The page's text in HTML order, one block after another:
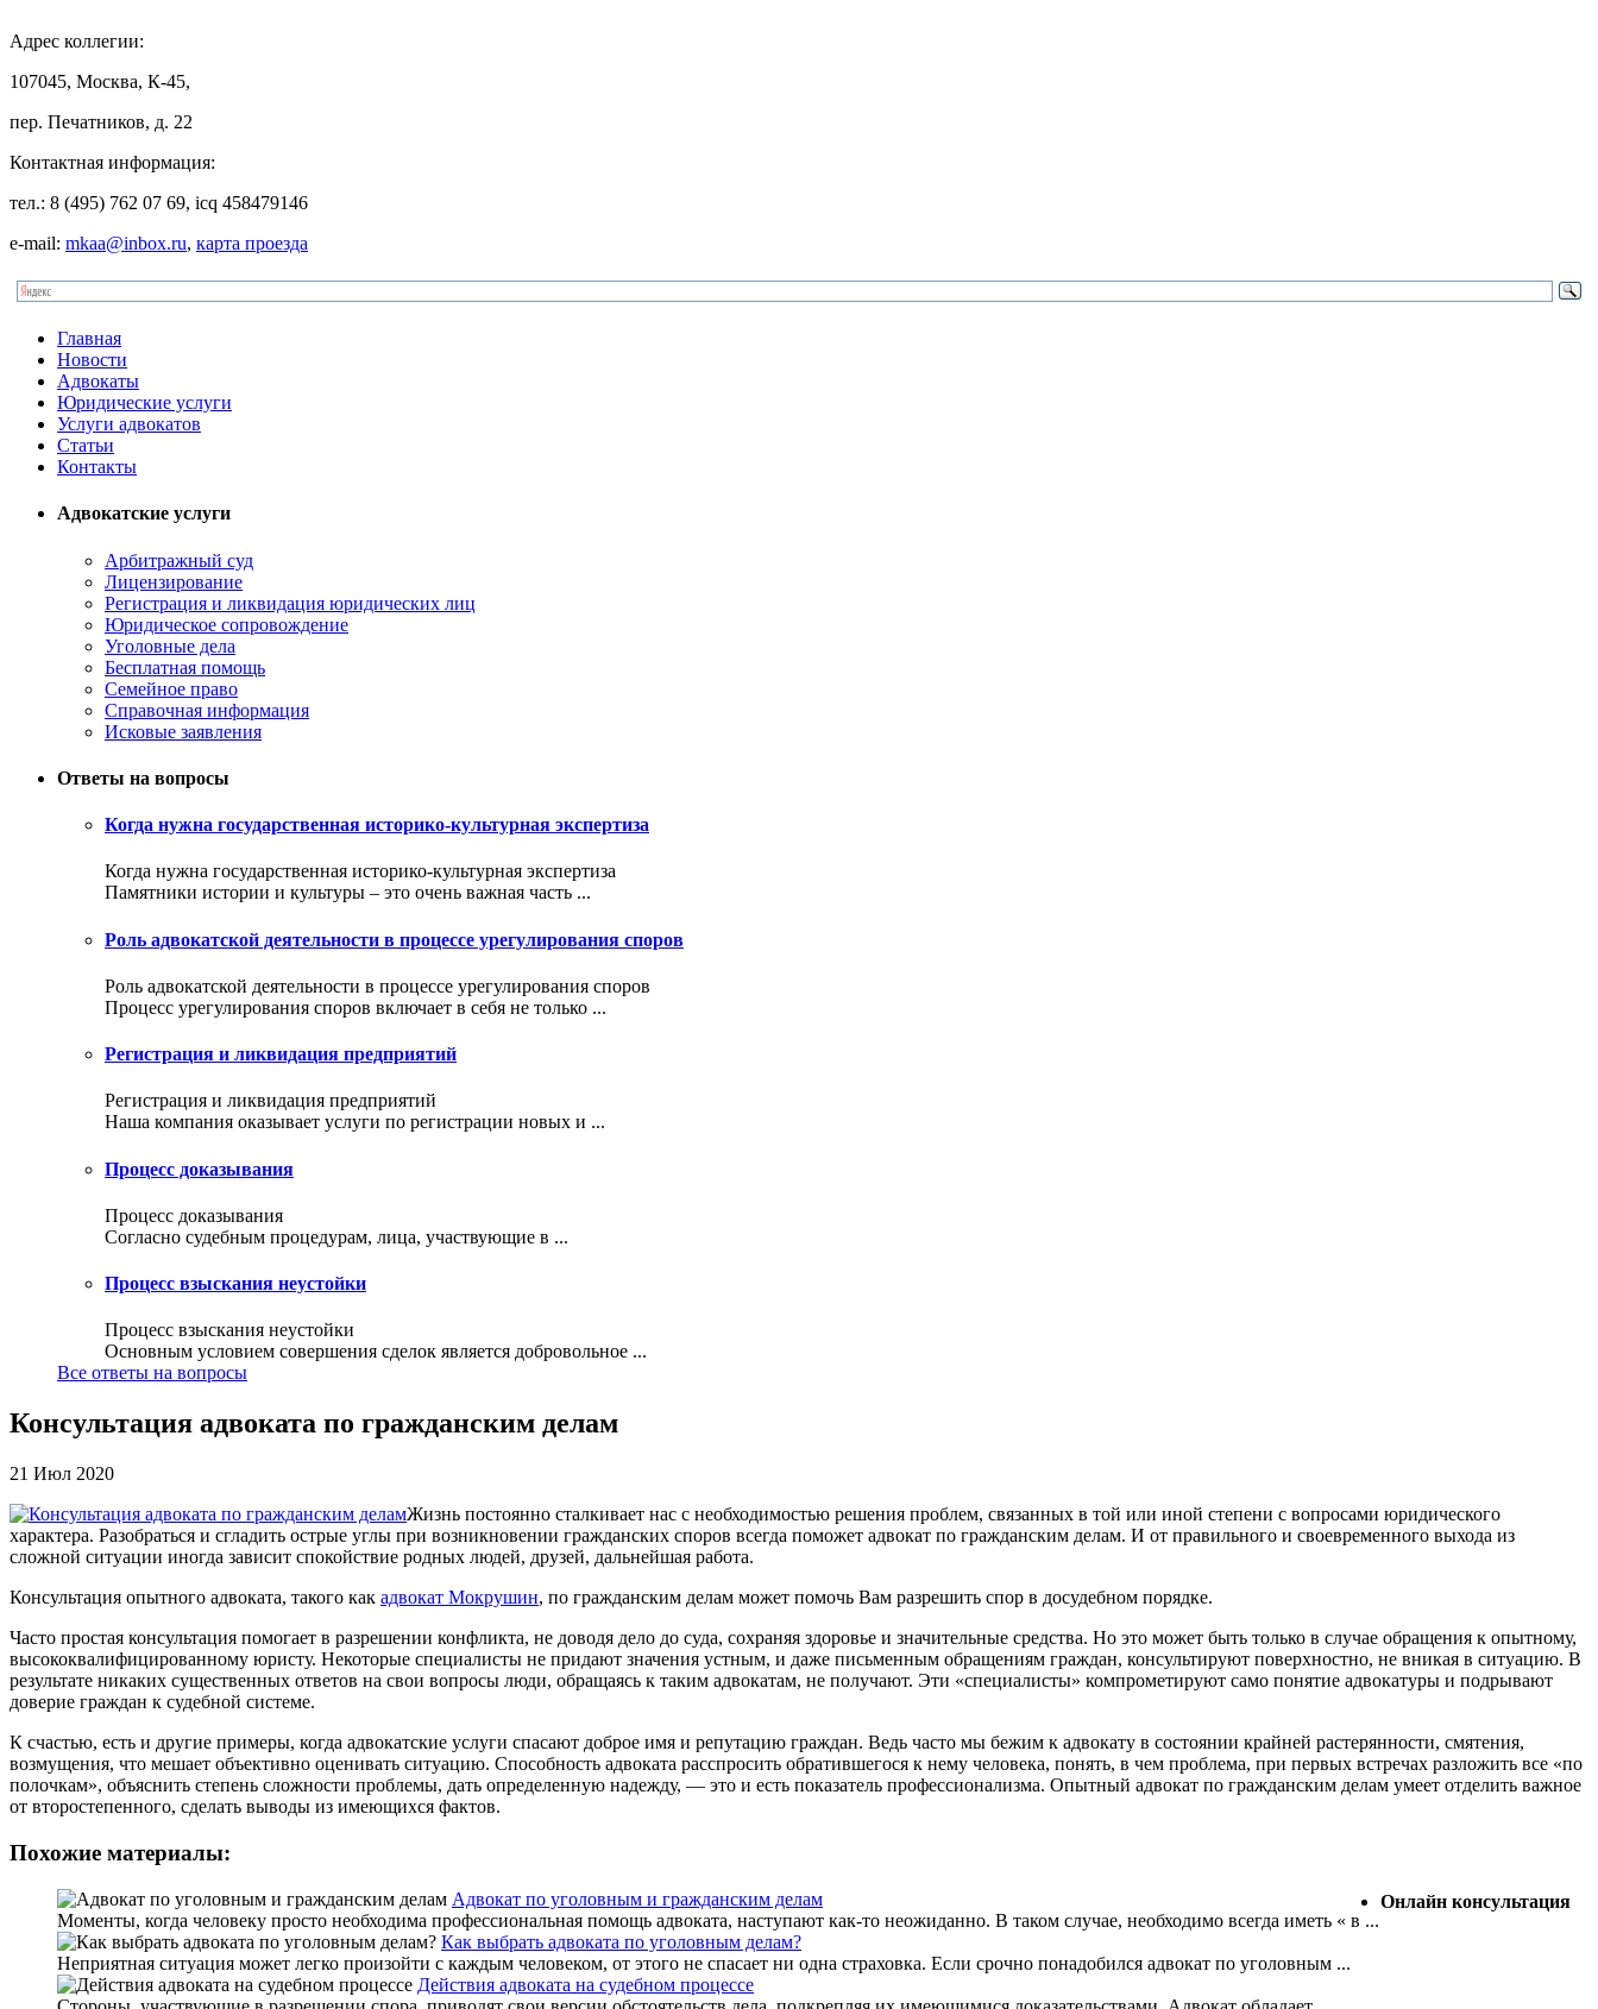
Адрес коллегии:
107045, Москва, К-45,
пер. Печатников, д. 22
Контактная информация:
тел.: 8 (495) 762 07 69, icq 458479146
e-mail: mkaa@inbox.ru, карта проезда
Главная
Новости
Адвокаты
Юридические услуги
Услуги адвокатов
Статьи
Контакты
Адвокатские услуги
Арбитражный суд
Лицензирование
Регистрация и ликвидация юридических лиц
Юридическое сопровождение
Уголовные дела
Бесплатная помощь
Семейное право
Справочная информация
Исковые заявления
Ответы на вопросы
Когда нужна государственная историко-культурная экспертиза
Когда нужна государственная историко-культурная экспертиза
Памятники истории и культуры – это очень важная часть ...
Роль адвокатской деятельности в процессе урегулирования споров
Роль адвокатской деятельности в процессе урегулирования споров
Процесс урегулирования споров включает в себя не только ...
Регистрация и ликвидация предприятий
Регистрация и ликвидация предприятий
Наша компания оказывает услуги по регистрации новых и ...
Процесс доказывания
Процесс доказывания
Согласно судебным процедурам, лица, участвующие в ...
Процесс взыскания неустойки
Процесс взыскания неустойки
Основным условием совершения сделок является добровольное ...
Все ответы на вопросы
Консультация адвоката по гражданским делам
21 Июл 2020
Жизнь постоянно сталкивает нас с необходимостью решения проблем, связанных в той или иной степени с вопросами юридического
характера. Разобраться и сгладить острые углы при возникновении гражданских споров всегда поможет адвокат по гражданским делам. И от правильного и своевременного выхода из
сложной ситуации иногда зависит спокойствие родных людей, друзей, дальнейшая работа.
Консультация опытного адвоката, такого как адвокат Мокрушин, по гражданским делам может помочь Вам разрешить спор в досудебном порядке.
Часто простая консультация помогает в разрешении конфликта, не доводя дело до суда, сохраняя здоровье и значительные средства. Но это может быть только в случае обращения к опытному,
высококвалифицированному юристу. Некоторые специалисты не придают значения устным, и даже письменным обращениям граждан, консультируют поверхностно, не вникая в ситуацию. В
результате никаких существенных ответов на свои вопросы люди, обращаясь к таким адвокатам, не получают. Эти «специалисты» компрометируют само понятие адвокатуры и подрывают
доверие граждан к судебной системе.
К счастью, есть и другие примеры, когда адвокатские услуги спасают доброе имя и репутацию граждан. Ведь часто мы бежим к адвокату в состоянии крайней растерянности, смятения,
возмущения, что мешает объективно оценивать ситуацию. Способность адвоката расспросить обратившегося к нему человека, понять, в чем проблема, при первых встречах разложить все «по
полочкам», объяснить степень сложности проблемы, дать определенную надежду, — это и есть показатель профессионализма. Опытный адвокат по гражданским делам умеет отделить важное
от второстепенного, сделать выводы из имеющихся фактов.
Похожие материалы:
Адвокат по уголовным и гражданским делам
Моменты, когда человеку просто необходима профессиональная помощь адвоката, наступают как-то неожиданно. В таком случае, необходимо всегда иметь « в ...
Как выбрать адвоката по уголовным делам?
Неприятная ситуация может легко произойти с каждым человеком, от этого не спасает ни одна страховка. Если срочно понадобился адвокат по уголовным ...
Действия адвоката на судебном процессе
Онлайн консультация